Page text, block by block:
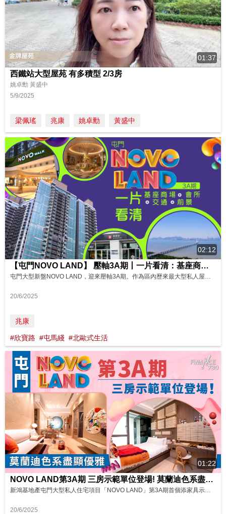
01:37
西鐵站大型屋苑 有多積型 2/3房
姚卓勳 黃盛中
5/9/2025
梁佩瑤 兆康 姚卓勳 黃盛中
02:12
【屯門NOVO LAND】 壓軸3A期丨一片看清：基座商場 +會所+交通+前景丨北歐式活力 社區 影片來源: FINANCE 730
20/6/2025
兆康
#欣寶路 #屯馬綫 #北歐式生活
01:22
NOVO LAND第3A期 三房示範單位登場! 莫蘭迪色系盡顯優雅 影片來源:Finance 730
20/6/2025